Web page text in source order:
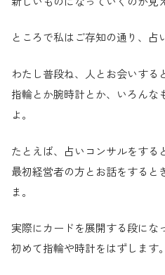
ところで私はご存知の通り、占
わたし普段ね、人とお会いする
指輪とか腕時計とか、いろんな
よ。
たとえば、占いコンサルをする
最初経営者の方とお話をすると
ま。
実際にカードを展開する段にな
初めて指輪や時計をはずします。